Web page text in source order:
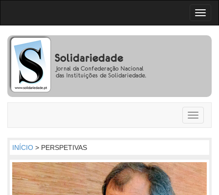
Toggle
INÍCIO > PERSPETIVAS